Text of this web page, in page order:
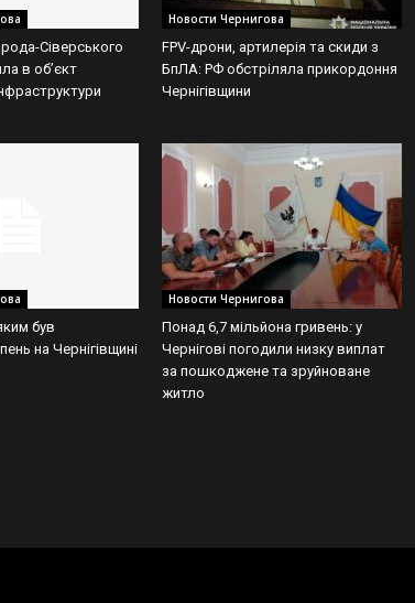
Сіверського
в обʼєкт
Новости Чернигова
FPV-дрони, артилерія та скиди з
БпЛА: РФ обстріляла прикордоння
Чернігівщини
був
на Чернігівщині
Новости Чернигова
Понад 6,7 мільйона гривень: у
Чернігові погодили низку виплат
за пошкоджене та зруйноване
житло